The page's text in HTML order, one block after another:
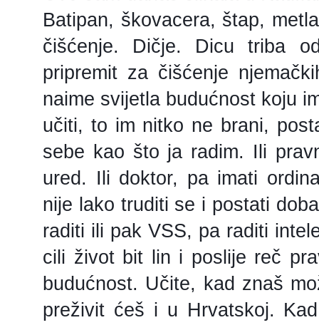
Batipan, škovacera, štap,
čišćenje. Dičje. Dicu triba
pripremit za čišćenje
naime svijetla budućnost koju
učiti, to im nitko ne brani,
sebe kao što ja radim. Ili
ured. Ili doktor, pa imati
nije lako truditi se i postati
raditi ili pak VSS, pa raditi
cili život bit lin i poslije reč
budućnost. Učite, kad znaš
preživit ćeš i u Hrvatskoj.